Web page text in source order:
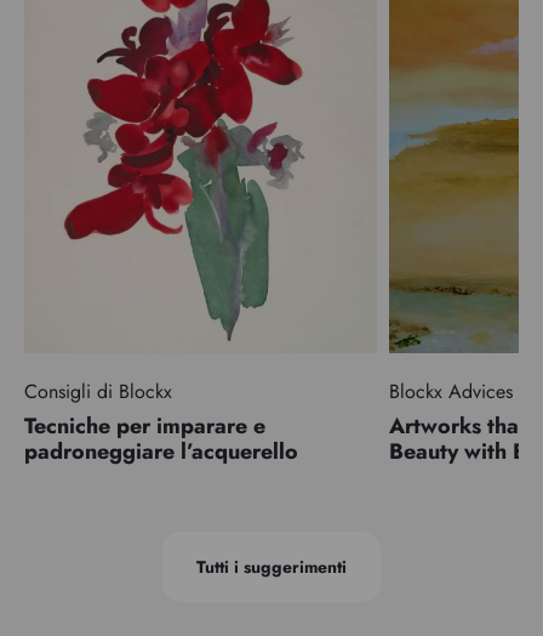
Consigli di Blockx
Tecniche per imparare e
padroneggiare l’acquerello
Blockx Advices
Artworks that
Beauty with
Tutti i suggerimenti